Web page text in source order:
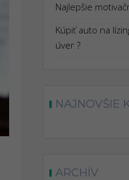
Najlepšie
Kúpiť auto na
úver ?
NAJNOVŠIE
ARCHÍV